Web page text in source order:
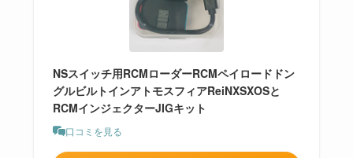
NSスイッチ用RCMローダーRCMペイロードドン
グルビルトインアトモスフィアReiNXSXOSと
RCMインジェクターJIGキット
口コミを見る